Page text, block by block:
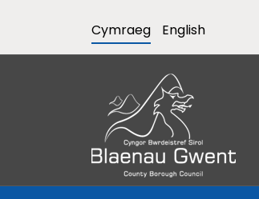
Cymraeg English